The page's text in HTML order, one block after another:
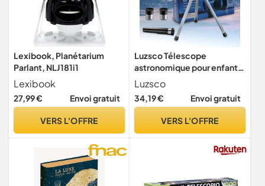
Lexibook, Planétarium
Parlant, NLJ181i1
Lexibook
27,99 € Envoi gratuit
VERS L'OFFRE
Luzsco Télescope
astronomique pour enfants
de 8 à 12 ans avec trépied |
Télescope débutant
d'ouverture de 50 mm |
garçons et filles de 6 à 12 ans
Luzsco
34,19 € Envoi gratuit
VERS L'OFFRE